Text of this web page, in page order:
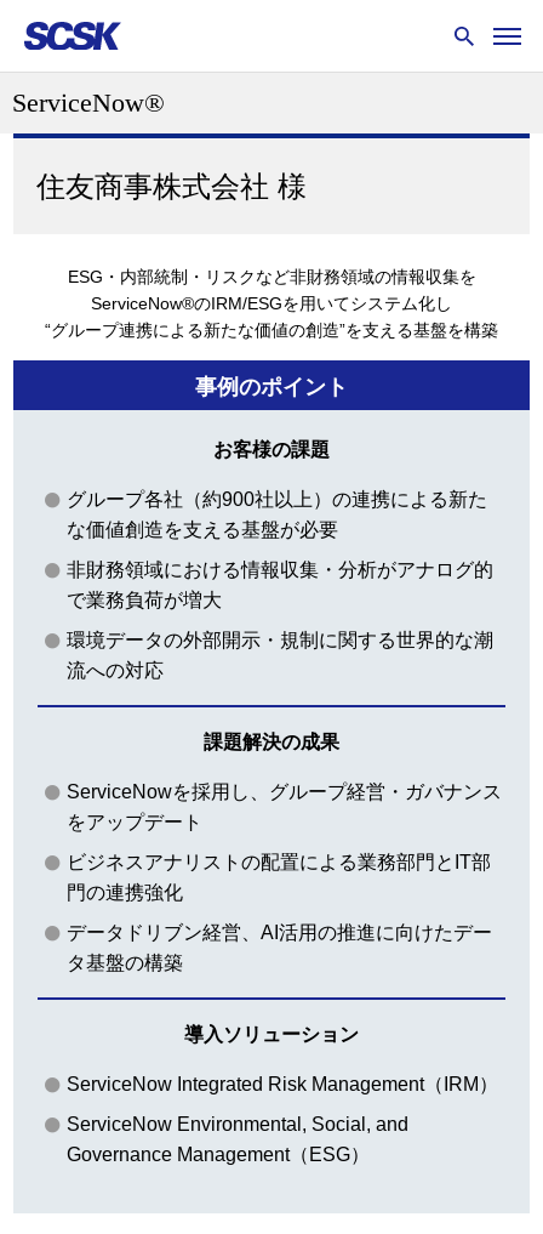
ServiceNow®
住友商事株式会社 様
ESG・内部統制・リスクなど非財務領域の情報収集を
ServiceNow®のIRM/ESGを用いてシステム化し
“グループ連携による新たな価値の創造”を支える基盤を構築
事例のポイント
お客様の課題
グループ各社（約900社以上）の連携による新た
な価値創造を支える基盤が必要
非財務領域における情報収集・分析がアナログ的
で業務負荷が増大
環境データの外部開示・規制に関する世界的な潮
流への対応
課題解決の成果
ServiceNowを採用し、グループ経営・ガバナンス
をアップデート
ビジネスアナリストの配置による業務部門とIT部
門の連携強化
データドリブン経営、AI活用の推進に向けたデー
タ基盤の構築
導入ソリューション
ServiceNow Integrated Risk Management（IRM）
ServiceNow Environmental, Social, and
Governance Management（ESG）